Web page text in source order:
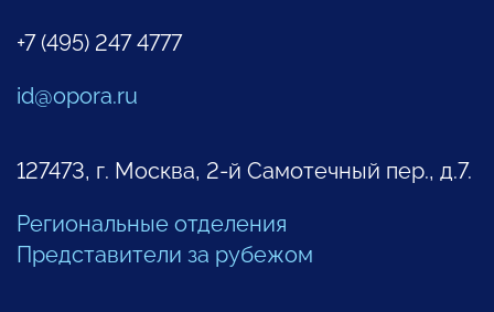
+7 (495) 247 4777
id@opora.ru
127473, г. Москва, 2-й Самотечный пер., д.7.
Региональные отделения
Представители за рубежом